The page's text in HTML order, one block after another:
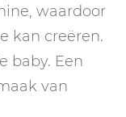
waardoor
kan creëren.
baby. Een
van